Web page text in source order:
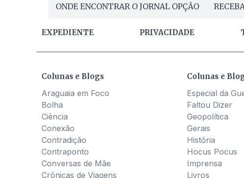
ONDE ENCONTRAR O JORNAL OPÇÃO
EXPEDIENTE PRIVACIDADE
Colunas e Blogs
Araguaia em Foco
Bolha
Ciência
Conexão
Contradição
Contraponto
Conversas de Mãe
Crônicas de Viagens
Colunas e
Especial da
Faltou Dizer
Geopolítica
Gerais
História
Hocus Pocus
Imprensa
Livros